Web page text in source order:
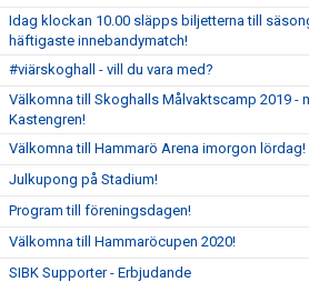
Idag klockan 10.00 släpps biljetterna till
häftigaste innebandymatch!
#viärskoghall - vill du vara med?
Välkomna till Skoghalls Målvaktscamp 2019 -
Kastengren!
Välkomna till Hammarö Arena imorgon lördag!
Julkupong på Stadium!
Program till föreningsdagen!
Välkomna till Hammaröcupen 2020!
SIBK Supporter - Erbjudande